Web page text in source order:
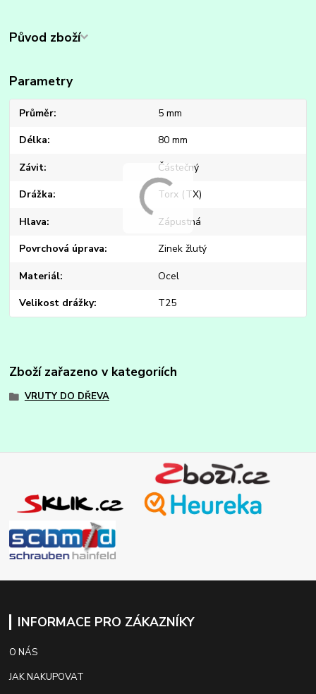
Původ zboží
Parametry
Průměr 5 mm
Délka 80 mm
Závit Částečný
Drážka Torx (TX)
Hlava Zápustná
Povrchová úprava Zinek žlutý
Materiál Ocel
Velikost drážky T25
Zboží zařazeno v kategoriích
VRUTY DO DŘEVA
INFORMACE PRO ZÁKAZNÍKY
O NÁS
JAK NAKUPOVAT